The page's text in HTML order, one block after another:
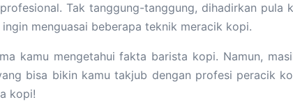
Tak tanggung-tanggung, dihadirkan pula
menguasai beberapa teknik meracik kopi.
kamu mengetahui fakta barista kopi. Namun,
bisa bikin kamu takjub dengan profesi peracik
kopi!